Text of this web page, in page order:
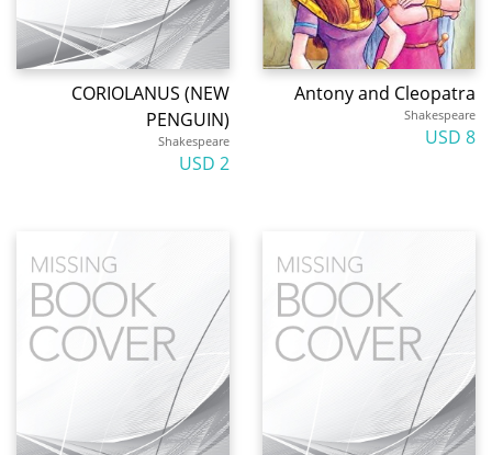
Antony and Cleopatra
Shakespeare
8 USD
CORIOLANUS (NEW
PENGUIN)
Shakespeare
2 USD